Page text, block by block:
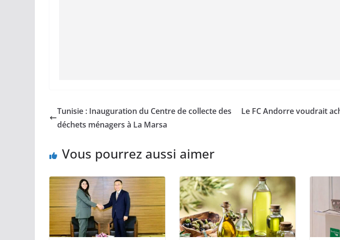
Tunisie : Inauguration du Centre de collecte des
déchets ménagers à La Marsa
Le FC Andorre voudrait
Vous pourrez aussi aimer